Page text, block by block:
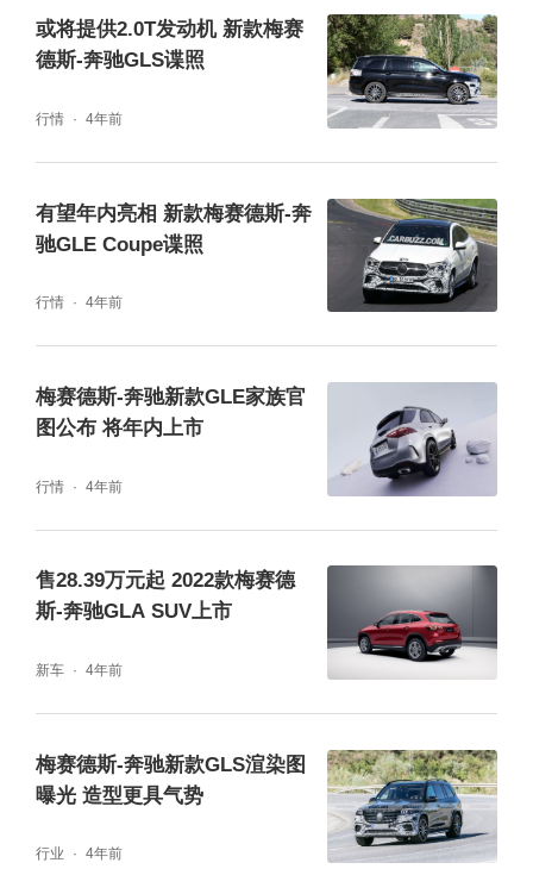
隙抬高30毫米。
动力方面，新款梅赛德斯-奔驰GLS提供搭载3.
0T六缸发动机的GLS450 4MATIC和搭载4.0T
V8发动机的GLS580 4MATIC可选，梅赛德斯-
迈巴赫提供搭载4.0T V8发动机的GLS600版
本，梅赛德斯-AMG GLS 63 4MATIC+则是搭
载AMG 4.0T V8双涡轮增压发动机。
或将提供2.0T发动机 新款梅赛
德斯-奔驰GLS谍照
行情 4年前
有望年内亮相 新款梅赛德斯-奔
驰GLE Coupe谍照
行情 4年前
梅赛德斯-奔驰新款GLE家族官
图公布 将年内上市
行情 4年前
售28.39万元起 2022款梅赛德
斯-奔驰GLA SUV上市
新车 4年前
梅赛德斯-奔驰新款GLS渲染图
曝光 造型更具气势
行业 4年前